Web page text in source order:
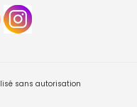
sans autorisation